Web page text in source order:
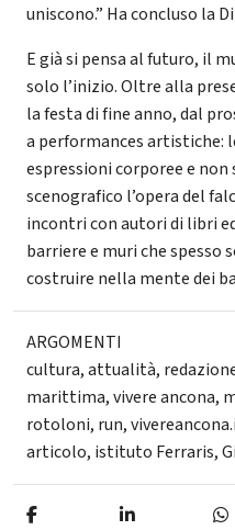
uniscono.” Ha concluso la
E già si pensa al futuro, il
solo l’inizio. Oltre alla
la festa di fine anno, dal
a performances artistiche:
espressioni corporee e
scenografico l’opera del
incontri con autori di libri
barriere e muri che spesso
costruire nella mente dei
ARGOMENTI
cultura,attualità,
marittima,vivere ancona,
rotoloni, run,
articolo, istituto Ferraris,